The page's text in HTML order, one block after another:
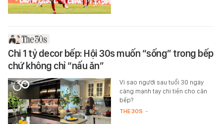
Chi 1 tỷ decor bếp: Hội 30s muốn “sống” trong bếp
chứ không chỉ “nấu ăn”
Vì sao người sau tuổi 30 ngày
càng mạnh tay chi tiền cho căn
bếp?
THE 30S -